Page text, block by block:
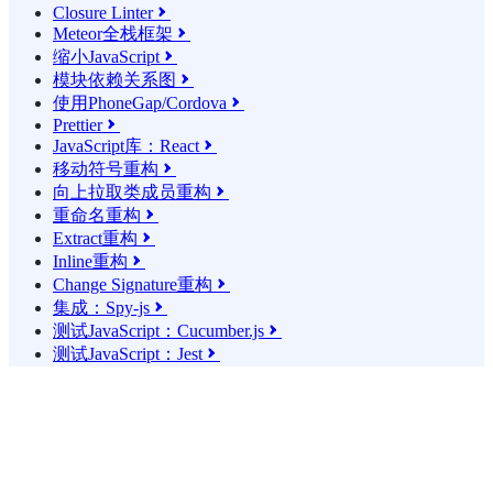
Closure Linter
Meteor全栈框架 
缩小JavaScript 
模块依赖关系图 
使用PhoneGap/Cordova 
Prettier
JavaScript库：React 
移动符号重构 
向上拉取类成员重构 
重命名重构 
Extract重构 
Inline重构 
Change Signature重构 
集成：Spy-js 
测试JavaScript：Cucumber.js 
测试JavaScript：Jest 